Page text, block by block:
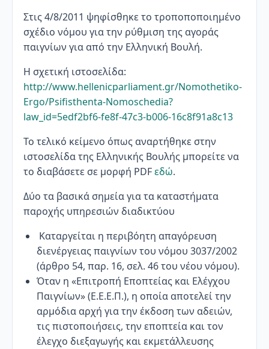
Στις 4/8/2011 ψηφίσθηκε το τροποποποιημένο
σχέδιο νόμου για την ρύθμιση της αγοράς
παιγνίων για από την Ελληνική Βουλή.
Η σχετική ιστοσελίδα:
http://www.hellenicparliament.gr/Nomothetiko-
Ergo/Psifisthenta-Nomoschedia?
law_id=5edf2bf6-fe8f-47c3-b006-16c8f91a8c13
Το τελικό κείμενο όπως αναρτήθηκε στην
ιστοσελίδα της Ελληνικής Βουλής μπορείτε να
το διαβάσετε σε μορφή PDFεδώ.
Δύο τα βασικά σημεία για τα καταστήματα
παροχής υπηρεσιών διαδικτύου
Καταργείται η περιβόητη απαγόρευση
διενέργειας παιγνίων του νόμου 3037/2002
(άρθρο 54, παρ. 16, σελ. 46 του νέου νόμου).
Όταν η «Επιτροπή Εποπτείας και Ελέγχου
Παιγνίων» (Ε.Ε.Ε.Π.), η οποία αποτελεί την
αρμόδια αρχή για την έκδοση των αδειών,
τις πιστοποιήσεις, την εποπτεία και τον
έλεγχο διεξαγωγής και εκμετάλλευσης